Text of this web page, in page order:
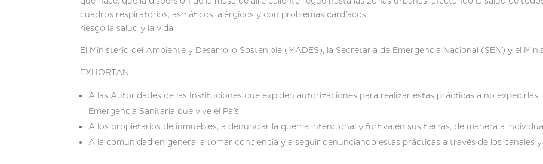
cuadros respiratorios, asmáticos, alérgicos y con problemas cardíacos,
riesgo la salud y la vida.
El Ministerio del Ambiente y Desarrollo Sostenible (MADES), la Secretaria de Emergencia Nacional (SEN) y el
EXHORTAN
A las Autoridades de las Instituciones que expiden autorizaciones para realizar estas prácticas a no
Emergencia Sanitaria que vive el País.
A los propietarios de inmuebles, a denunciar la quema intencional y furtiva en sus tierras, de manera a
A la comunidad en general a tomar conciencia y a seguir denunciando estas prácticas a través de los canales